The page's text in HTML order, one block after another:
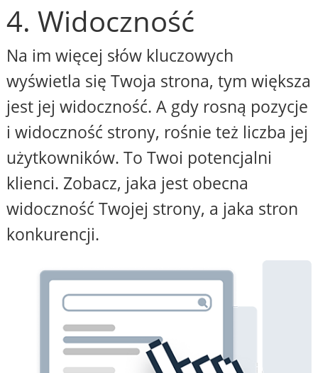
4. Widoczność
Na im więcej słów kluczowych
wyświetla się Twoja strona, tym większa
jest jej widoczność. A gdy rosną pozycje
i widoczność strony, rośnie też liczba jej
użytkowników. To Twoi potencjalni
klienci. Zobacz, jaka jest obecna
widoczność Twojej strony, a jaka stron
konkurencji.